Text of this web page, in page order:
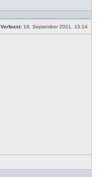
Mit
Verfasst: 18. September 2021, 13:14
Mit